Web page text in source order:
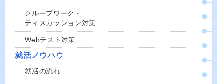
グループワーク・
ディスカッション対策
Webテスト対策
就活ノウハウ
就活の流れ